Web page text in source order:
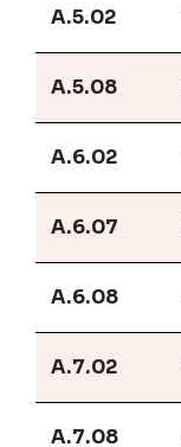
A.5.02
A.5.08
A.6.02
A.6.07
A.6.08
A.7.02
A.7.08